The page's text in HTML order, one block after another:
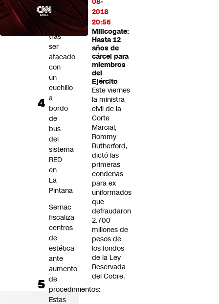
2018
20:56
Milicogate:
Hasta 12
años de
cárcel para
miembros
del
Ejército
Este viernes
la ministra
civil de la
Corte
Marcial,
Rommy
Rutherford,
dictó las
primeras
condenas
para ex
uniformados
que
defraudaron
2.700
millones de
pesos de
los fondos
de la Ley
Reservada
del Cobre.
Joven
murió
tras
ser
atacado
con
un
cuchillo
a
bordo
de
bus
del
sistema
RED
en
La
Pintana
Sernac
fiscaliza
centros
de
estética
ante
aumento
de
procedimientos:
Estas